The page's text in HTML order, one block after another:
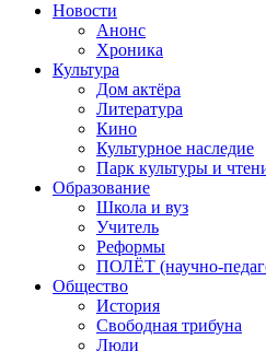
Новости
Анонс
Хроника
Культура
Дом актёра
Литература
Кино
Культурное наследие
Парк культуры и
Образование
Школа и вуз
Учитель
Реформы
ПОЛЁТ (научно-
Общество
История
Свободная трибуна
Люди